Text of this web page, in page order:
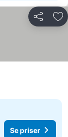
Del
Se priser